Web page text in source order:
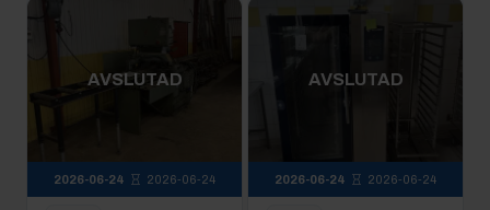
AVSLUTAD
2026-06-24 2026-06-24
AVSLUTAD
2026-06-24 2026-06-24